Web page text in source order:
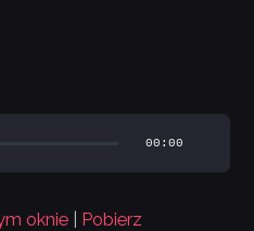
00:00
oknie Pobierz